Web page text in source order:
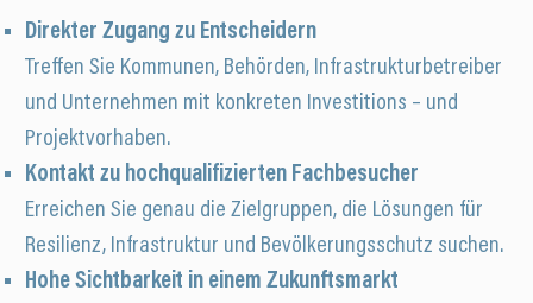
Direkter Zugang zu Entscheidern
Treffen Sie Kommunen, Behörden, Infrastrukturbetreiber
und Unternehmen mit konkreten Investitions – und
Projektvorhaben.
Kontakt zu hochqualifizierten Fachbesucher
Erreichen Sie genau die Zielgruppen, die Lösungen für
Resilienz, Infrastruktur und Bevölkerungsschutz suchen.
Hohe Sichtbarkeit in einem Zukunftsmarkt